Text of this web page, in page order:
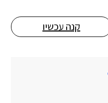
קנה עכשיו